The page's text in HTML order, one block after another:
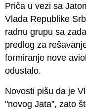
Priča u vezi sa
Vlada Republike
radnu grupu sa
predlog za
formiranje nove
odustalo.
Novosti pišu da je
"novog Jata", zato